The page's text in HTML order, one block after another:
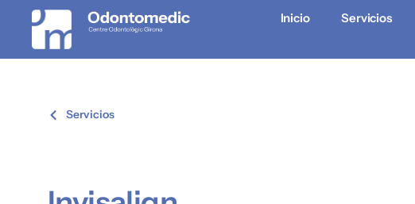
Inicio Servicios
Servicios